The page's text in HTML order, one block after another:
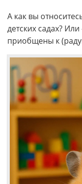
А как вы
детских садах?
приобщены к